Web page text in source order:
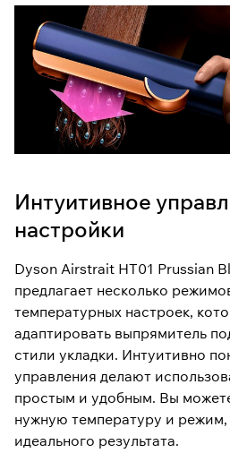
Интуитивное
настройки
Dyson Airstrait HT01 Prussian
предлагает несколько
температурных настроек,
адаптировать выпрямитель
стили укладки. Интуитивно
управления делают
простым и удобным. Вы
нужную температуру и режим,
идеального результата.